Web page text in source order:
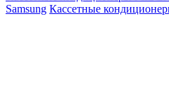
Samsung Кассетные